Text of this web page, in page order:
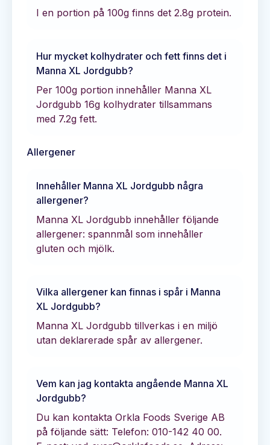
I en portion på 100g finns det 2.8g protein.
Hur mycket kolhydrater och fett finns det i
Manna XL Jordgubb?
Per 100g portion innehåller Manna XL
Jordgubb 16g kolhydrater tillsammans
med 7.2g fett.
Allergener
Innehåller Manna XL Jordgubb några
allergener?
Manna XL Jordgubb innehåller följande
allergener: spannmål som innehåller
gluten och mjölk.
Vilka allergener kan finnas i spår i Manna
XL Jordgubb?
Manna XL Jordgubb tillverkas i en miljö
utan deklarerade spår av allergener.
Vem kan jag kontakta angående Manna XL
Jordgubb?
Du kan kontakta Orkla Foods Sverige AB
på följande sätt: Telefon: 010-142 40 00.